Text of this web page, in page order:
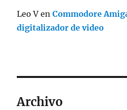
Leo V enCommodore
digitalizador de video
Archivo